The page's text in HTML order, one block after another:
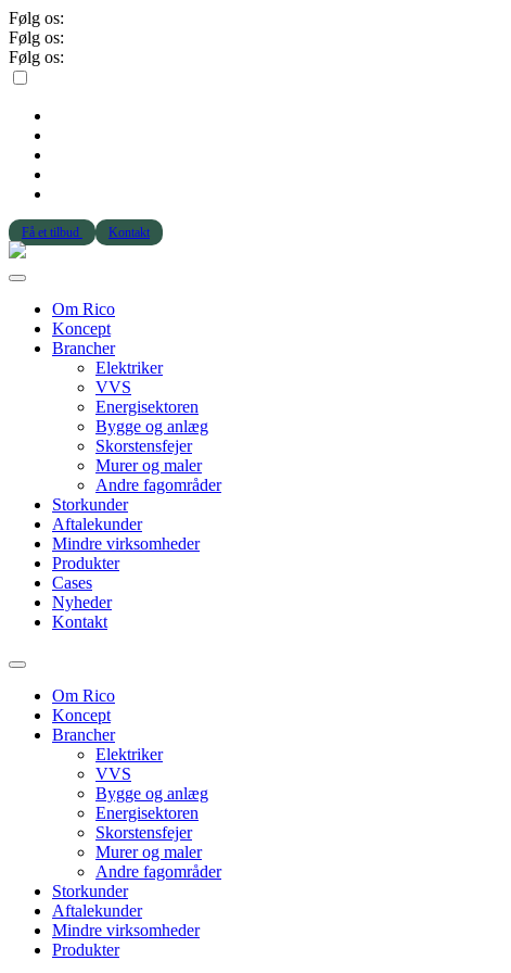
Følg os:
Følg os:
Følg os:
Få et tilbud Kontakt
Om Rico
Koncept
Brancher
Elektriker
VVS
Energisektoren
Bygge og anlæg
Skorstensfejer
Murer og maler
Andre fagområder
Storkunder
Aftalekunder
Mindre virksomheder
Produkter
Cases
Nyheder
Kontakt
Om Rico
Koncept
Brancher
Elektriker
VVS
Bygge og anlæg
Energisektoren
Skorstensfejer
Murer og maler
Andre fagområder
Storkunder
Aftalekunder
Mindre virksomheder
Produkter